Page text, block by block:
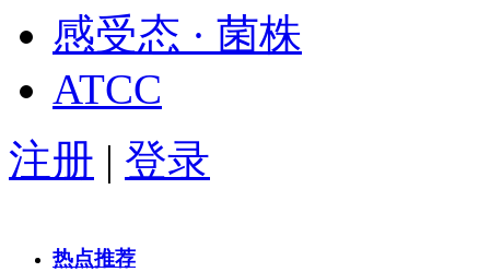
感受态 · 菌株
ATCC
注册 | 登录
热点推荐